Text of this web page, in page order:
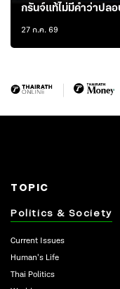
กรันจ์แท้ไม่มีคำว่าปล
27 ก.ค. 69
TOPIC
Politics & Society
Current Issues
Human’s Life
Thai Politics